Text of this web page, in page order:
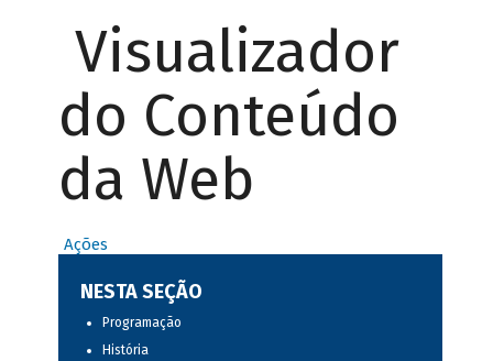
Visualizador
do Conteúdo
da Web
Ações
NESTA SEÇÃO
Programação
História